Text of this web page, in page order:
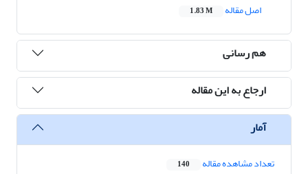
اصل مقاله
1.83 M
هم رسانی
ارجاع به این مقاله
آمار
تعداد مشاهده مقاله 140